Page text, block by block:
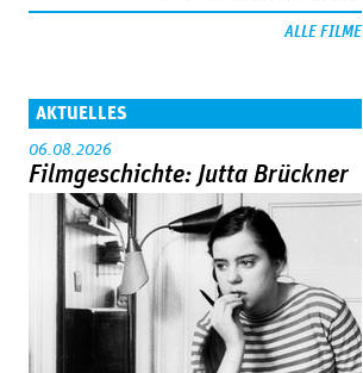
ALLE FILME
AKTUELLES
06.08.2026
Filmgeschichte: Jutta Brückner